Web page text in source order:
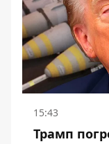
15:43
Трамп